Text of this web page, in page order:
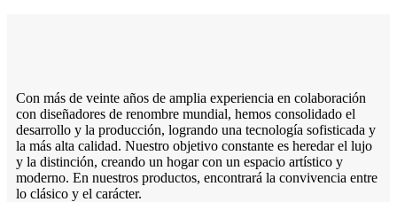
Con más de veinte años de amplia experiencia en colaboración
con diseñadores de renombre mundial, hemos consolidado el
desarrollo y la producción, logrando una tecnología sofisticada y
la más alta calidad. Nuestro objetivo constante es heredar el lujo
y la distinción, creando un hogar con un espacio artístico y
moderno. En nuestros productos, encontrará la convivencia entre
lo clásico y el carácter.